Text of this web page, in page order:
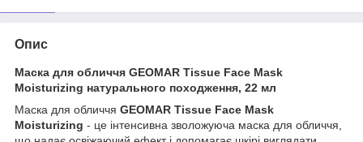
Опис
Маска для обличчя GEOMAR Tissue Face Mask
Moisturizing натурального походження, 22 мл
Маска для обличчя GEOMAR Tissue Face Mask
Moisturizing - це інтенсивна зволожуюча маска для обличчя,